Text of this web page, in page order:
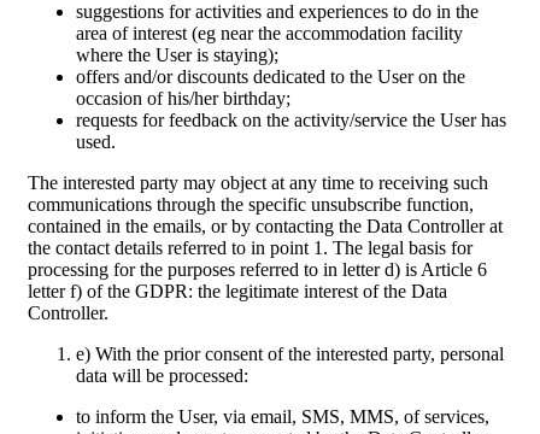
suggestions for activities and experiences to do in the
area of interest (eg near the accommodation facility
where the User is staying);
offers and/or discounts dedicated to the User on the
occasion of his/her birthday;
requests for feedback on the activity/service the User has
used.
The interested party may object at any time to receiving such
communications through the specific unsubscribe function,
contained in the emails, or by contacting the Data Controller at
the contact details referred to in point 1. The legal basis for
processing for the purposes referred to in letter d) is Article 6
letter f) of the GDPR: the legitimate interest of the Data
Controller.
e) With the prior consent of the interested party, personal
data will be processed:
to inform the User, via email, SMS, MMS, of services,